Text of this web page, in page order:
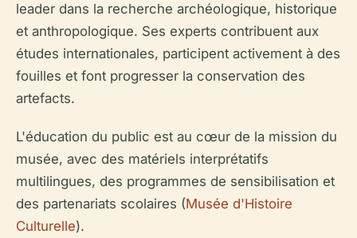
leader dans la recherche archéologique, historique
et anthropologique. Ses experts contribuent aux
études internationales, participent activement à des
fouilles et font progresser la conservation des
artefacts.
L'éducation du public est au cœur de la mission du
musée, avec des matériels interprétatifs
multilingues, des programmes de sensibilisation et
des partenariats scolaires (Musée d'Histoire
Culturelle).